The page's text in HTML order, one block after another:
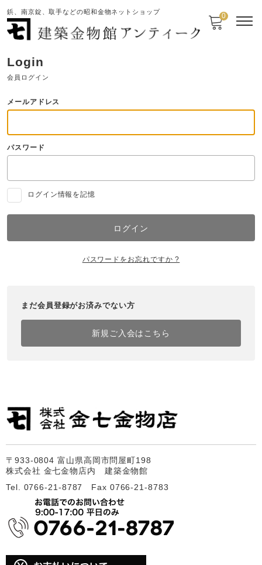
鋲、南京錠、取手などの昭和金物ネットショップ 0
Login
会員ログイン
メールアドレス
パスワード
ログイン情報を記憶
パスワードをお忘れですか ?
まだ会員登録がお済みでない方
新規ご入会はこちら
〒933-0804 富山県高岡市問屋町198
株式会社 金七金物店内 建築金物館
Tel. 0766-21-8787 Fax 0766-21-8783